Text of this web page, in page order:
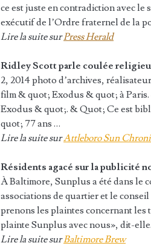
ce est juste en contradiction avec le
exécutif de l’Ordre fraternel de la
Lire la suite surPress Herald
Ridley Scott parle coulée
2, 2014 photo d’archives,
film & quot; Exodus & quot; à
Exodus & quot;. & Quot; Ce est
quot; 77 ans …
Lire la suite surAttleboro Sun
Résidents agacé sur la publicité
À Baltimore, Sunplus a été dans le
associations de quartier et le
prenons les plaintes concernant
plainte Sunplus avec nous», dit-
Lire la suite surBaltimore Brew